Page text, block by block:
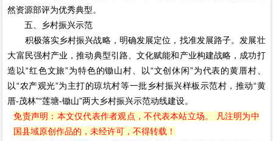
然资源部评为优秀典型。
五、乡村振兴示范
积极落实乡村振兴战略，明确发展定位，找准发展路子。发展壮
大富民强村产业，推动典型引路、文化赋能和产业构建战略，成功打
造以“红色文旅”为特色的锄山村、以“文创休闲”为代表的黄厝村、
以“农产观光”为主打的琼坑村等一批乡村振兴样板示范村，推动“黄
厝-茂林”“莲塘-锄山”两大乡村振兴示范动线建设。
免责声明：本文仅代表作者观点，不代表本站立场。 凡注明为中
国县域原创作品的，未经许可，不得转载！